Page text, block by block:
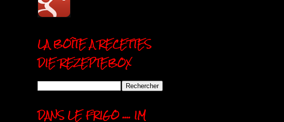
LA BOÎTE A RECETTES
DIE REZEPTEBOX
DANS LE FRIGO .... IM